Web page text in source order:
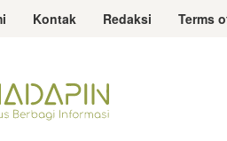
Kontak Redaksi Terms